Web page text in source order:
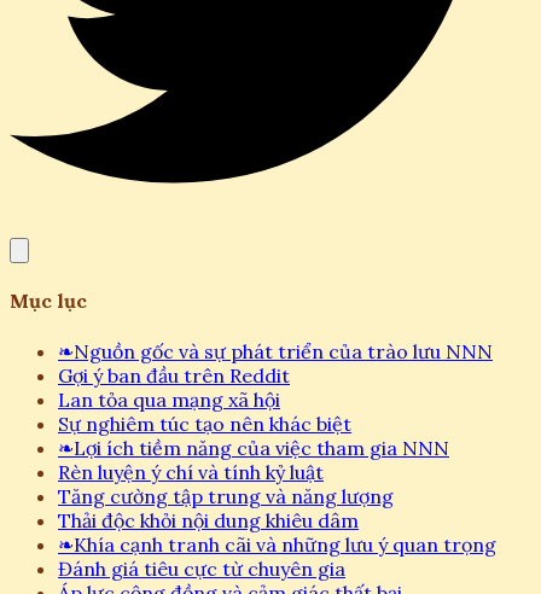
Mục lục
❧Nguồn gốc và sự phát triển của trào lưu NNN
Gợi ý ban đầu trên Reddit
Lan tỏa qua mạng xã hội
Sự nghiêm túc tạo nên khác biệt
❧Lợi ích tiềm năng của việc tham gia NNN
Rèn luyện ý chí và tính kỷ luật
Tăng cường tập trung và năng lượng
Thải độc khỏi nội dung khiêu dâm
❧Khía cạnh tranh cãi và những lưu ý quan trọng
Đánh giá tiêu cực từ chuyên gia